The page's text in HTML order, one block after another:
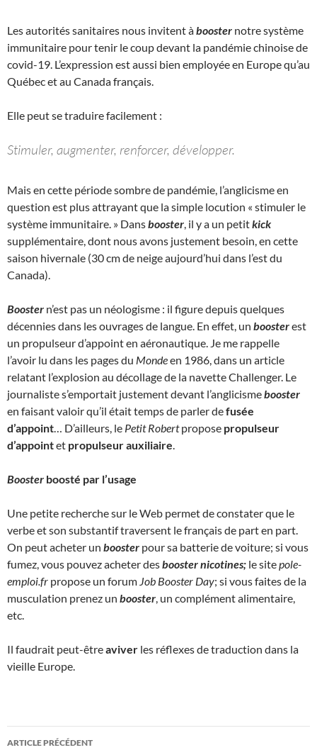
Les autorités sanitaires nous invitent àbooster notre système
immunitaire pour tenir le coup devant la pandémie chinoise de
covid-19. L’expression est aussi bien employée en Europe qu’au
Québec et au Canada français.
Elle peut se traduire facilement :
Stimuler, augmenter, renforcer, développer.
Mais en cette période sombre de pandémie, l’anglicisme en
question est plus attrayant que la simple locution « stimuler le
système immunitaire. » Dansbooster, il y a un petitkick
supplémentaire, dont nous avons justement besoin, en cette
saison hivernale (30 cm de neige aujourd’hui dans l’est du
Canada).
Booster n’est pas un néologisme : il figure depuis quelques
décennies dans les ouvrages de langue. En effet, un boosterest
un propulseur d’appoint en aéronautique. Je me rappelle
l’avoir lu dans les pages du Mondeen 1986, dans un article
relatant l’explosion au décollage de la navette Challenger. Le
journaliste s’emportait justement devant l’anglicismebooster
en faisant valoir qu’il était temps de parler defusée
d’appoint… D’ailleurs, le Petit Robertpropose propulseur
d’appointet propulseur auxiliaire.
Booster boosté par l’usage
Une petite recherche sur le Web permet de constater que le
verbe et son substantif traversent le français de part en part.
On peut acheter un booster pour sa batterie de voiture; si vous
fumez, vous pouvez acheter desbooster nicotines; le sitepole-
emploi.fr propose un forum Job Booster Day; si vous faites de la
musculation prenez un booster, un complément alimentaire,
etc.
Il faudrait peut-êtreaviver les réflexes de traduction dans la
vieille Europe.
Navigation
ARTICLE PRÉCÉDENT